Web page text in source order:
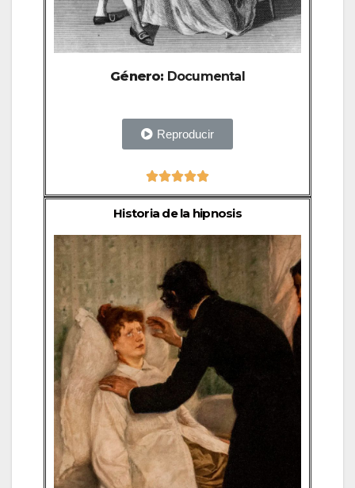
Género: Documental
Reproducir

Historia de la hipnosis